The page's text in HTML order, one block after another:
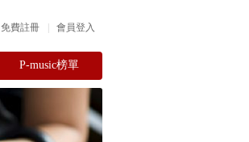
會員登入
免費註冊
P-music榜單